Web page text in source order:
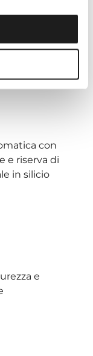
con
e riserva di
in silicio
e